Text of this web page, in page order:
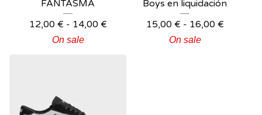
FANTASMA
12,00 € - 14,00 €
On sale
Boys en liquidación
15,00 € - 16,00 €
On sale